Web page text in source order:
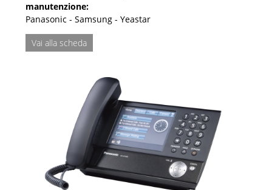
manutenzione:
Panasonic - Samsung - Yeastar
Vai alla scheda